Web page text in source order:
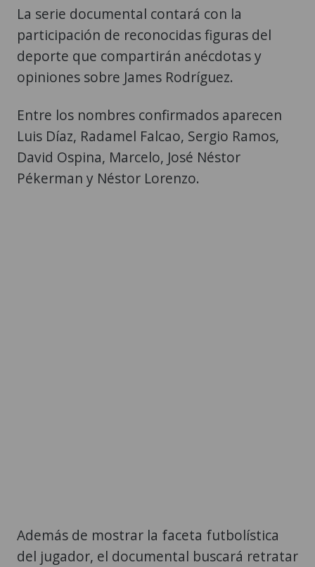
La serie documental contará con la
participación de reconocidas figuras del
deporte que compartirán anécdotas y
opiniones sobre James Rodríguez.
Entre los nombres confirmados aparecen
Luis Díaz, Radamel Falcao, Sergio Ramos,
David Ospina, Marcelo, José Néstor
Pékerman y Néstor Lorenzo.
Además de mostrar la faceta futbolística
del jugador, el documental buscará retratar